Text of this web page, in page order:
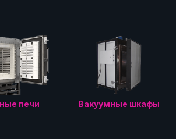
печи Вакуумные шкафы